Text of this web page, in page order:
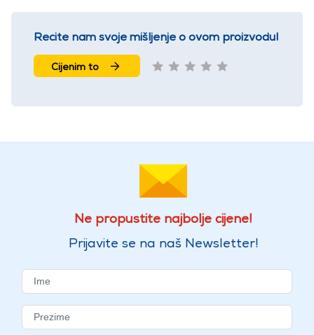
Recite nam svoje mišljenje o ovom proizvodu!
Cijenim to
Ne propustite najbolje cijene!
Prijavite se na naš Newsletter!